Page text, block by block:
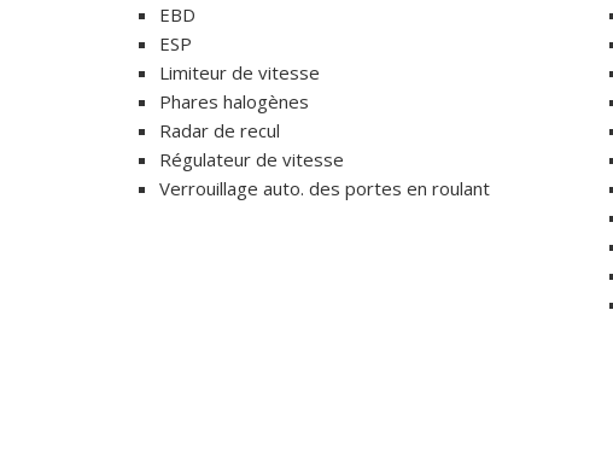
EBD
ESP
Limiteur de vitesse
Phares halogènes
Radar de recul
Régulateur de vitesse
Verrouillage auto. des portes en roulant